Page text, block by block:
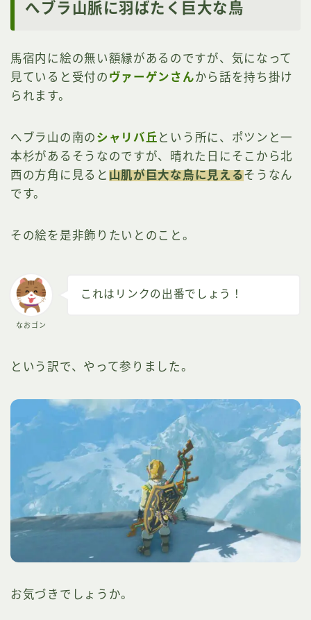
へブラ山脈に羽ばたく巨大な鳥
馬宿内に絵の無い額縁があるのですが、気になって
見ていると受付の ヴァーゲンさんから話を持ち掛け
られます。
へブラ山の南の シャリバ丘 という所に、ポツンと一
本杉があるそうなのですが、晴れた日にそこから北
西の方角に見ると 山肌が巨大な鳥に見えるそうなん
です。
その絵を是非飾りたいとのこと。
なおゴン
これはリンクの出番でしょう！
という訳で、やって参りました。
お気づきでしょうか。